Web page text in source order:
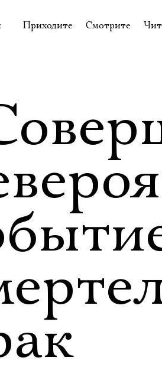
Приходите
Правила посещения
Смотрите
Внеклассные
Фотовыставка